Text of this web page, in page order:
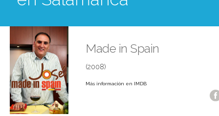
Made in Spain
(2008)
Más información en IMDB